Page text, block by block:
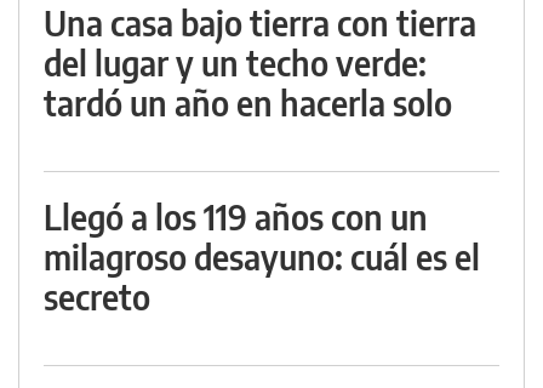
Una casa bajo tierra con tierra
del lugar y un techo verde:
tardó un año en hacerla solo
Llegó a los 119 años con un
milagroso desayuno: cuál es el
secreto